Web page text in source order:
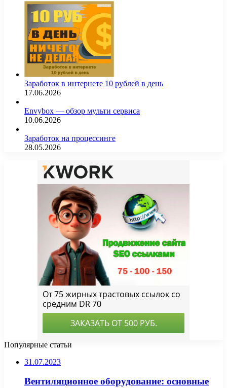
Заработок в интернете 10 рублей в день
17.06.2026
Envybox — обзор мульти сервиса
10.06.2026
Заработок на процессинге
28.05.2026
Популярные статьи
31.07.2023
Вентиляционное оборудование: основные